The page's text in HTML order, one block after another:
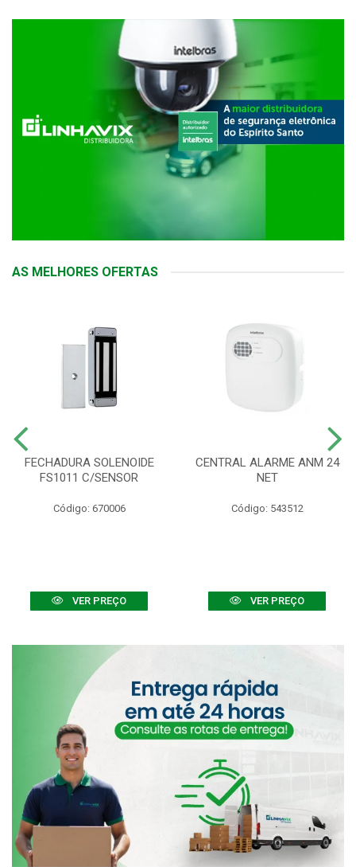
AS MELHORES OFERTAS
FECHADURA SOLENOIDE
FS1011 C/SENSOR
Código: 670006
VER PREÇO
CENTRAL ALARME ANM 24
NET
Código: 543512
VER PREÇO